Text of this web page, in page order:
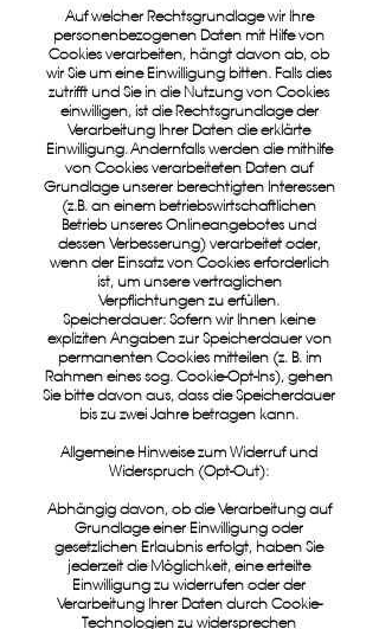
Auf welcher Rechtsgrundlage wir Ihre
personenbezogenen Daten mit Hilfe von
Cookies verarbeiten, hängt davon ab, ob
wir Sie um eine Einwilligung bitten. Falls dies
zutrifft und Sie in die Nutzung von Cookies
einwilligen, ist die Rechtsgrundlage der
Verarbeitung Ihrer Daten die erklärte
Einwilligung. Andernfalls werden die mithilfe
von Cookies verarbeiteten Daten auf
Grundlage unserer berechtigten Interessen
(z.B. an einem betriebswirtschaftlichen
Betrieb unseres Onlineangebotes und
dessen Verbesserung) verarbeitet oder,
wenn der Einsatz von Cookies erforderlich
ist, um unsere vertraglichen
Verpflichtungen zu erfüllen.
Speicherdauer: Sofern wir Ihnen keine
expliziten Angaben zur Speicherdauer von
permanenten Cookies mitteilen (z. B. im
Rahmen eines sog. Cookie-Opt-Ins), gehen
Sie bitte davon aus, dass die Speicherdauer
bis zu zwei Jahre betragen kann.
Allgemeine Hinweise zum Widerruf und
Widerspruch (Opt-Out):
Abhängig davon, ob die Verarbeitung auf
Grundlage einer Einwilligung oder
gesetzlichen Erlaubnis erfolgt, haben Sie
jederzeit die Möglichkeit, eine erteilte
Einwilligung zu widerrufen oder der
Verarbeitung Ihrer Daten durch Cookie-
Technologien zu widersprechen